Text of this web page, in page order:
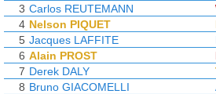
3 Carlos REUTEMANN
4 Nelson PIQUET
5 Jacques LAFFITE
6 Alain PROST
7 Derek DALY
8 Bruno GIACOMELLI